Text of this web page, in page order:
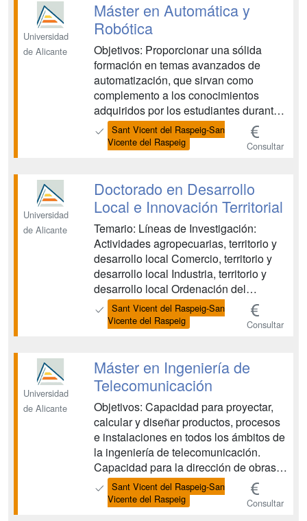
Universidad
de Alicante
Máster en Automática y
Robótica
Objetivos: Proporcionar una sólida
formación en temas avanzados de
automatización, que sirvan como
complemento a los conocimientos
adquiridos por los estudiantes durante
el título de Grado y les prepare tanto
para iniciarse en la investigación
científica como para desarrollarse en
Proporcionar al estudiante una
orientación ...
Sant Vicent del Raspeig-San
Vicente del Raspeig
Consultar
Universidad
de Alicante
Doctorado en Desarrollo
Local e Innovación Territorial
Temario: Líneas de Investigación:
Actividades agropecuarias, territorio y
desarrollo local Comercio, territorio y
desarrollo local Industria, territorio y
desarrollo local Ordenación del
territorio y desarrollo sostenible
Población, territorio y desarrollo local
Turismo, territorio y desarrollo local ...
Sant Vicent del Raspeig-San
Vicente del Raspeig
Consultar
Universidad
de Alicante
Máster en Ingeniería de
Telecomunicación
Objetivos: Capacidad para proyectar,
calcular y diseñar productos, procesos
e instalaciones en todos los ámbitos de
la ingeniería de telecomunicación.
Capacidad para la dirección de obras e
instalaciones de sistemas de
telecomunicación, cumpliendo la
normativa vigente, asegurando la
Sant Vicent del Raspeig-San
Vicente del Raspeig
Consultar